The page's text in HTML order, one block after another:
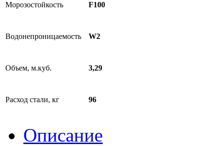
Морозостойкость F100
Водонепроницаемость W2
Объем, м.куб. 3,29
Расход стали, кг 96
Описание